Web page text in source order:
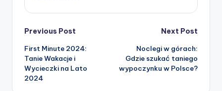
Post
navigation
Previous Post
First Minute 2024:
Tanie Wakacje i
Wycieczki na Lato
2024
Next Post
Noclegi w górach:
Gdzie szukać taniego
wypoczynku w Polsce?